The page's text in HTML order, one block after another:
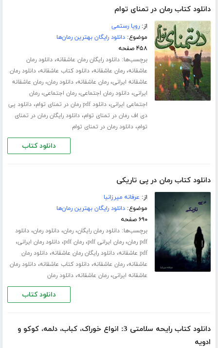
دانلود کتاب رمان در تمنای توام
از:رویا رستمی
موضوع:دانلود رایگان بهترین رمان‌ها
۴۵۸ صفحه
برچسب‌ها:دانلود رایگان رمان عاشقانه،دانلود رمان
عاشقانه،رمان عاشقانه،دانلود کتاب عاشقانه،دانلود رمان
عاشقانه ایرانی،رمان عاشقانه،دانلود رمان،رمان عاشقانه
ایرانی،دانلود رمان اجتماعی،رمان اجتماعی،رمان
اجتماعی ایرانی،دانلود pdf رمان در تمنای توام ،دانلود پی
دی اف رمان در تمنای توام،دانلود رایگان رمان در تمنای
توام،دانلود رمان در تمنای توام
دانلود کتاب
دانلود کتاب رمان در پی تاریکی
از: عرفانه میرزانیا
موضوع:دانلود رایگان بهترین رمان‌ها
۶۹۰ صفحه
برچسب‌ها:دانلود رمان رایگان،رمان،دانلود رمان،دانلود
pdf رمان
،رمان ایرانی pdf ،رمان pdf ،دانلود رمان ایرانی،
pdf عاشقانه ،دانلود رایگان رمان عاشقانه،دانلود رمان
عاشقانه،رمان عاشقانه،دانلود کتاب عاشقانه،دانلود رمان
عاشقانه ایرانی،رمان عاشقانه،دانلود رمان
دانلود کتاب
دانلود کتاب رایحه سلامتی 3: انواع خوراک، کباب، دلمه، کوکو و
ادویه